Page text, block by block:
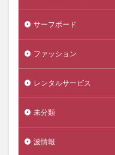
サーフボード
ファッション
レンタルサービス
未分類
波情報